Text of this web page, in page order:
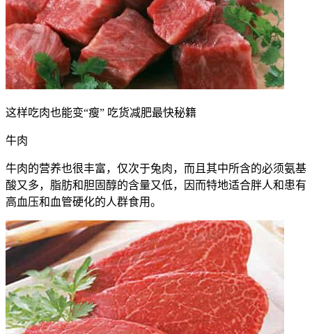
这样吃肉也能变“瘦” 吃货减肥最快秘籍
牛肉
牛肉的营养也很丰富，仅次于兔肉，而且其中所含的必须氨基
酸又多，脂肪和胆固醇的含量又低，因而特地适合胖人和患有
高血压和血管硬化的人群食用。